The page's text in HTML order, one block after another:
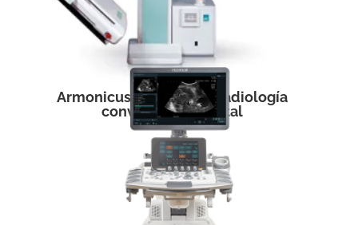
Armonicuss: equipo de radiología
convencional digital